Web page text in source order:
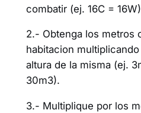
combatir (ej. 16C =
2.- Obtenga los metros
habitacion
altura de la misma (ej.
30m3).
3.- Multiplique por los